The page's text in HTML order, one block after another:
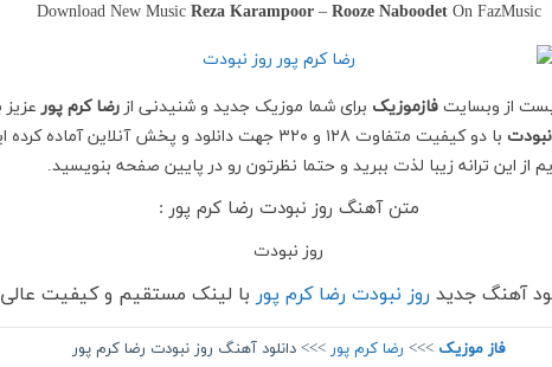
Download New Music Reza Karampoor– Rooze NaboodetOn FazMusic
از وبسایت فازموزیک برای شما موزیک جدید و شنیدنی از رضا کرم پورعزیز
با دو کیفیت متفاوت ۱۲۸ و ۳۲۰ جهت دانلود و پخش آنلاین آماده
از این ترانه زیبا لذت ببرید و حتما نظرتون رو در پایین صفحه بنویسید.
متن آهنگ روز نبودت رضا کرم پور :
روز نبودت
آهنگ جدید روز نبودت رضا کرم پور با لینک مستقیم و کیفیت عالی
فاز موزیک >>> رضا کرم پور >>> دانلود آهنگ روز نبودت رضا کرم پور